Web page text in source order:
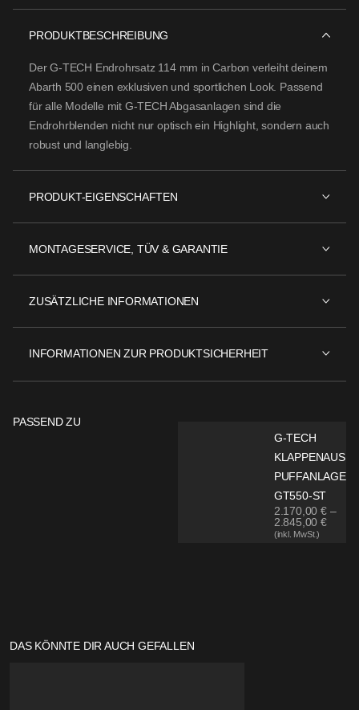
PRODUKTBESCHREIBUNG
DerG-TECH Endrohrsatz 114 mm in Carbon verleiht deinem
Abarth 500 einen exklusiven und sportlichen Look. Passend
für alle Modelle mit G-TECH Abgasanlagen sind die
Endrohrblenden nicht nur optisch ein Highlight, sondern auch
robust und langlebig.
PRODUKT-EIGENSCHAFTEN
MONTAGESERVICE, TÜV & GARANTIE
ZUSÄTZLICHE INFORMATIONEN
INFORMATIONEN ZUR PRODUKTSICHERHEIT
PASSEND ZU
G-TECH
KLAPPENAUS
PUFFANLAGE
GT550-ST
2.170,00€–
2.845,00€
(inkl. MwSt.)
DAS KÖNNTE DIR AUCH GEFALLEN